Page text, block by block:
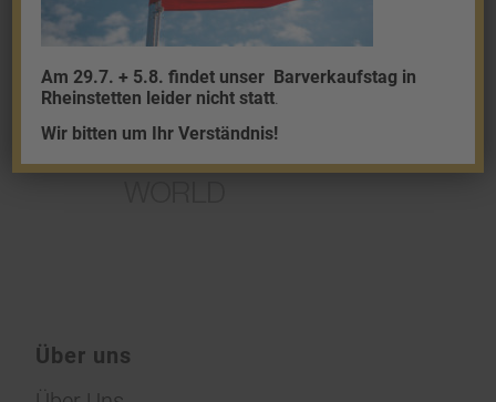
Silber
Über uns
Am 29.7. + 5.8. findet unser Barverkaufstag in
Rheinstetten leider nicht statt
Wir bitten um Ihr Verständnis!